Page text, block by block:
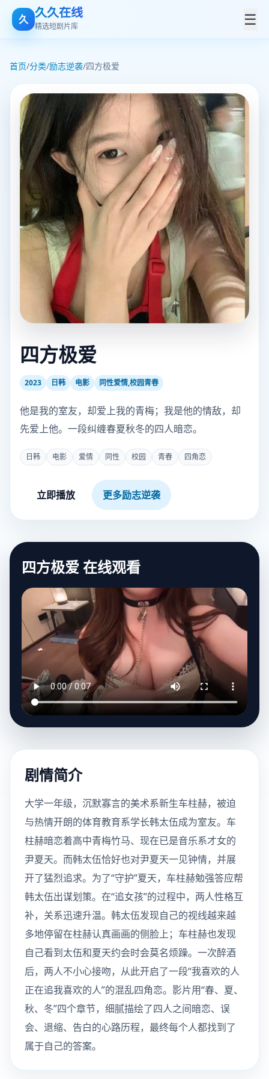
久 久久在线
精选短剧片库 ☰
首页/分类/励志逆袭/四方极爱
四方极爱
2023 日韩 电影 同性爱情,校园青春
他是我的室友，却爱上我的青梅；我是他的情敌，却
先爱上他。一段纠缠春夏秋冬的四人暗恋。
日韩 电影 爱情 同性 校园 青春 四角恋
立即播放 更多励志逆袭
四方极爱 在线观看
剧情简介
大学一年级，沉默寡言的美术系新生车柱赫，被迫
与热情开朗的体育教育系学长韩太伍成为室友。车
柱赫暗恋着高中青梅竹马、现在已是音乐系才女的
尹夏天。而韩太伍恰好也对尹夏天一见钟情，并展
开了猛烈追求。为了“守护”夏天，车柱赫勉强答应帮
韩太伍出谋划策。在“追女孩”的过程中，两人性格互
补，关系迅速升温。韩太伍发现自己的视线越来越
多地停留在柱赫认真画画的侧脸上；车柱赫也发现
自己看到太伍和夏天约会时会莫名烦躁。一次醉酒
后，两人不小心接吻，从此开启了一段“我喜欢的人
正在追我喜欢的人”的混乱四角恋。影片用“春、夏、
秋、冬”四个章节，细腻描绘了四人之间暗恋、误
会、退缩、告白的心路历程，最终每个人都找到了
属于自己的答案。